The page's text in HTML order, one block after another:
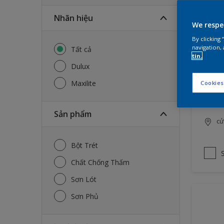
Nhãn hiệu
Tất cả
Dulux
Maxilite
Sản phẩm
Bột Trét
Chất Chống Thấm
Sơn Lót
Sơn Phủ
Hiệu
We
By clicking
navigation,
tin.